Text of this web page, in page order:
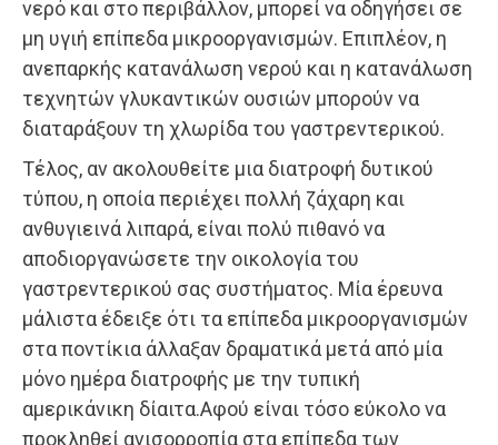
νερό και στο περιβάλλον, μπορεί να οδηγήσει σε
μη υγιή επίπεδα μικροοργανισμών. Επιπλέον, η
ανεπαρκής κατανάλωση νερού και η κατανάλωση
τεχνητών γλυκαντικών ουσιών μπορούν να
διαταράξουν τη χλωρίδα του γαστρεντερικού.
Τέλος, αν ακολουθείτε μια διατροφή δυτικού
τύπου, η οποία περιέχει πολλή ζάχαρη και
ανθυγιεινά λιπαρά, είναι πολύ πιθανό να
αποδιοργανώσετε την οικολογία του
γαστρεντερικού σας συστήματος. Μία έρευνα
μάλιστα έδειξε ότι τα επίπεδα μικροοργανισμών
στα ποντίκια άλλαξαν δραματικά μετά από μία
μόνο ημέρα διατροφής με την τυπική
αμερικάνικη δίαιτα.Αφού είναι τόσο εύκολο να
προκληθεί ανισορροπία στα επίπεδα των